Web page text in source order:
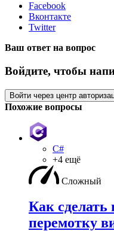
Facebook
Вконтакте
Twitter
Ваш ответ на вопрос
Войдите, чтобы
Войти через центр
Похожие вопросы
C#
+4 ещё
Сложный
Как
перемотку